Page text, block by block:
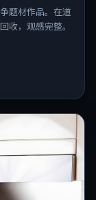
题材作品。在道
收，观感完整。